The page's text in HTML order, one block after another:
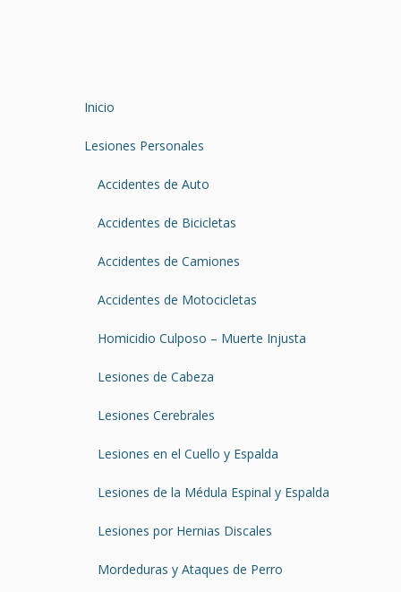
Inicio
Lesiones Personales
Accidentes de Auto
Accidentes de Bicicletas
Accidentes de Camiones
Accidentes de Motocicletas
Homicidio Culposo – Muerte Injusta
Lesiones de Cabeza
Lesiones Cerebrales
Lesiones en el Cuello y Espalda
Lesiones de la Médula Espinal y Espalda
Lesiones por Hernias Discales
Mordeduras y Ataques de Perro